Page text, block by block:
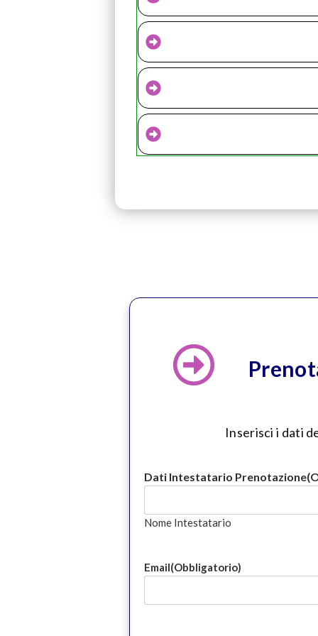
Inserisci i dati
Dati Intestatario Prenotazione
Nome Intestatario
Email(Obbligatorio)